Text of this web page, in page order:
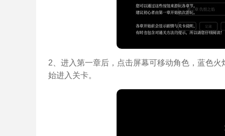
2、进入第一章后，点击屏幕可移动角色，蓝色
始进入关卡。